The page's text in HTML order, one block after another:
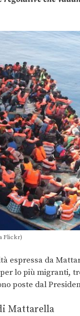
Flickr)
espressa da
lo più migranti,
poste dal
Mattarella